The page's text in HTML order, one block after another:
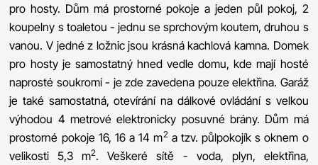
pro hosty. Dům má prostorné pokoje a jeden půl pokoj, 2
koupelny s toaletou - jednu se sprchovým koutem, druhou s
vanou. V jedné z ložnic jsou krásná kachlová kamna. Domek
pro hosty je samostatný hned vedle domu, kde mají hosté
naprosté soukromí - je zde zavedena pouze elektřina. Garáž
je také samostatná, otevírání na dálkové ovládání s velkou
výhodou 4 metrové elektronicky posuvné brány. Dům má
prostorné pokoje 16, 16 a 14 m2a tzv. půlpokojík s oknem o
velikosti 5,3 m2. Veškeré sítě - voda, plyn, elektřina,